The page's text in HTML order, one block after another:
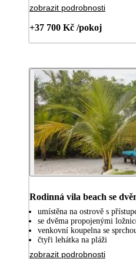
zobrazit podrobnosti
+37 700 Kč /pokoj
Rodinná vila beach se
umístěna na ostrově s
se dvěma propojenými
venkovní koupelna se
čtyři lehátka na pláži
zobrazit podrobnosti